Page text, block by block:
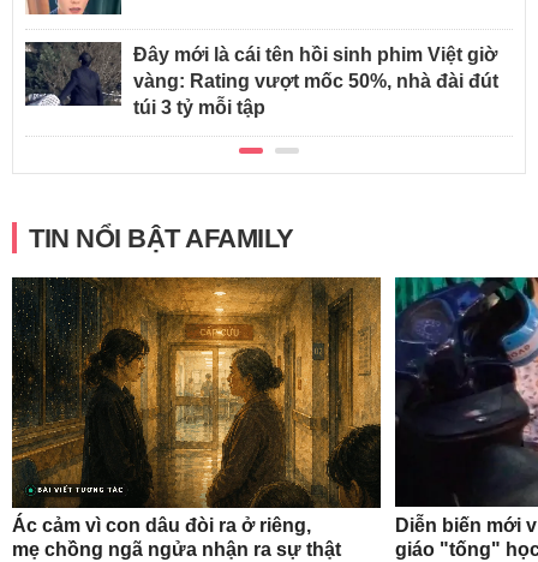
Đây mới là cái tên hồi sinh phim Việt giờ
vàng: Rating vượt mốc 50%, nhà đài đút
túi 3 tỷ mỗi tập
TIN NỔI BẬT AFAMILY
Ác cảm vì con dâu đòi ra ở riêng,
mẹ chồng ngã ngửa nhận ra sự thật
Diễn biến mới
giáo "tống"